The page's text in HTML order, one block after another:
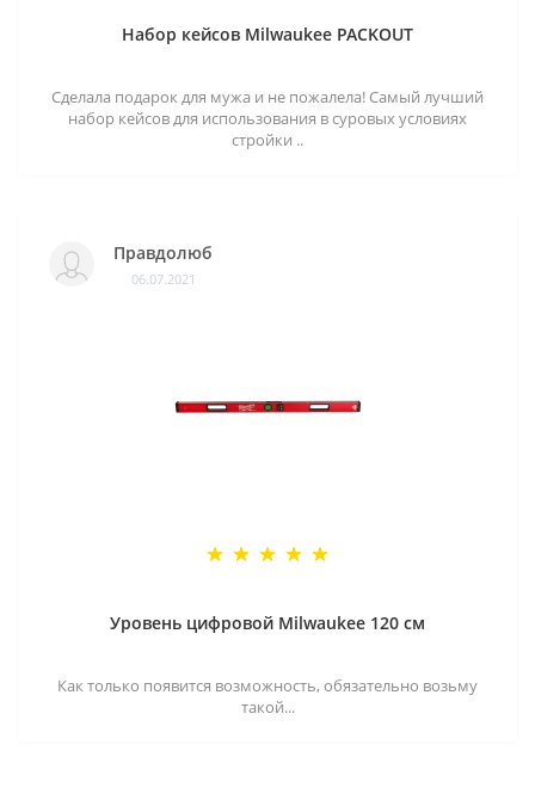
Набор кейсов Milwaukee PACKOUT
Сделала подарок для мужа и не пожалела! Самый лучший
набор кейсов для использования в суровых условиях
стройки ..
Правдолюб
06.07.2021
Уровень цифровой Milwaukee 120 см
Как только появится возможность, обязательно возьму
такой...